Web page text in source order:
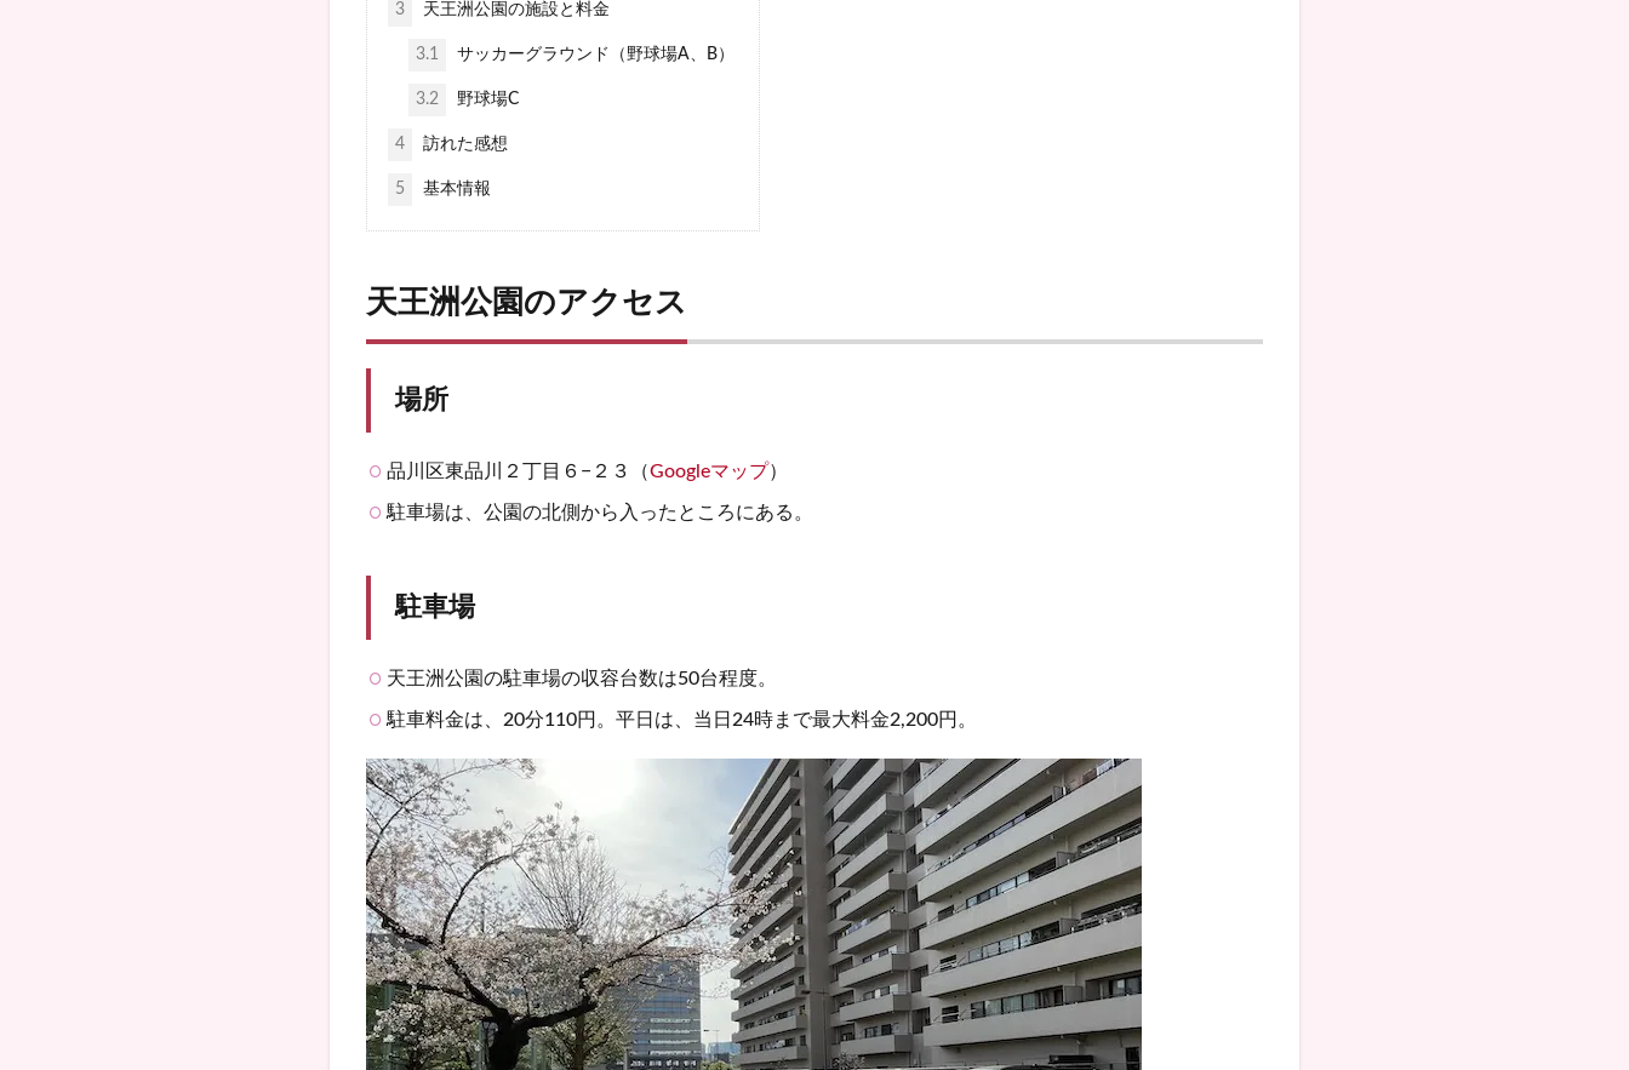
3 天王洲公園の施設と料金
3.1 サッカーグラウンド（野球場A、B）
3.2 野球場C
4 訪れた感想
5 基本情報
天王洲公園のアクセス
場所
品川区東品川２丁目６−２３（Googleマップ）
駐車場は、公園の北側から入ったところにある。
駐車場
天王洲公園の駐車場の収容台数は50台程度。
駐車料金は、20分110円。平日は、当日24時まで最大料金2,200円。